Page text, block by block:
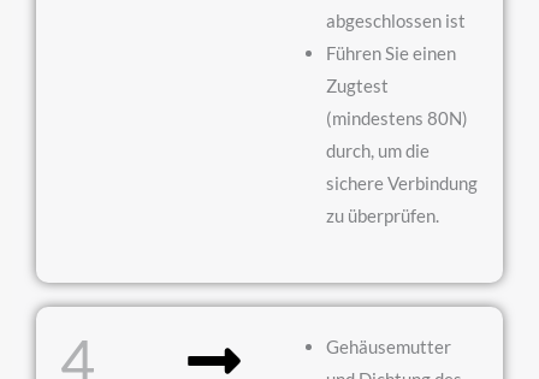
abgeschlossen ist
Führen Sie einen
Zugtest
(mindestens 80N)
durch, um die
sichere Verbindung
zu überprüfen.
4
Gehäusemutter